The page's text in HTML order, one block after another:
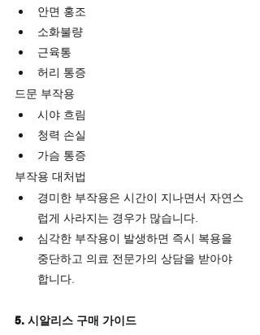
안면 홍조
소화불량
근육통
허리 통증
드문 부작용
시야 흐림
청력 손실
가슴 통증
부작용 대처법
경미한 부작용은 시간이 지나면서 자연스
럽게 사라지는 경우가 많습니다.
심각한 부작용이 발생하면 즉시 복용을
중단하고 의료 전문가의 상담을 받아야
합니다.
5. 시알리스 구매 가이드